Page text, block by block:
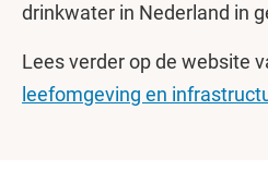
drinkwater in Nederland in
Lees verder op de website
leefomgeving en